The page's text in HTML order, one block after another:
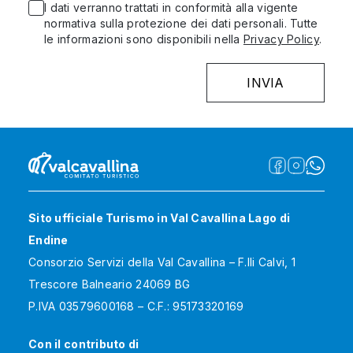
I dati verranno trattati in conformità alla vigente
normativa sulla protezione dei dati personali. Tutte
le informazioni sono disponibili nella Privacy Policy.
Sito ufficiale Turismo in Val Cavallina Lago di
Endine
Consorzio Servizi della Val Cavallina – F.lli Calvi, 1
Trescore Balneario 24069 BG
P.IVA 03579600168 – C.F.: 95173320169
Con il contributo di